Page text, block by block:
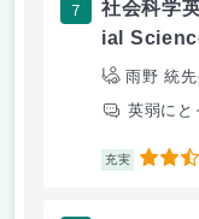
7
社会科学
ial
雨野 統先
英弱にと
充実 2.5